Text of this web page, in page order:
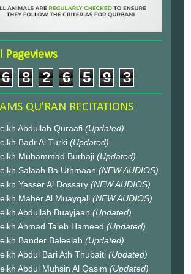
Pageviews
6 8 2 6 5 9 3
QU'RAN RECITATIONS
Abdullah Quraafi (Updated)
Badr Al Turki (Updated)
Muhammad Burhaji (Updated)
Salaah Ba Uthmaan (NEW AUDIOS)
Yasser Al Dossary (NEW AUDIOS)
Maher Al Muayqali (NEW AUDIOS)
Abdullah Buayjaan (Updated)
Ahmad Taleb Hameed (Updated)
Bander Baleelah (Updated)
Abdul Bari Ath Thubaiti (Updated)
Abdul Muhsin Al Qasim (Updated)